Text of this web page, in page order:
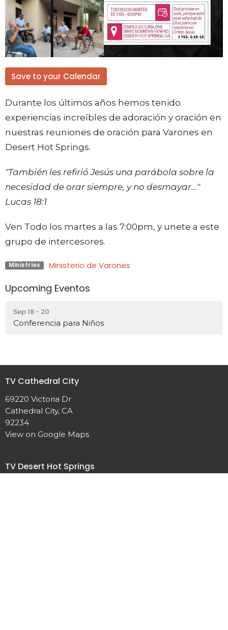
Save to your Calendar
Durante los últimos años hemos tenido
experiencias increíbles de adoración y oración en
nuestras reuniones de oración para Varones en
Desert Hot Springs.
"También les refirió Jesús una parábola sobre la
necesidad de orar siempre, y no desmayar..."
Lucas 18:1
Ven Todo los martes a las 7:00pm, y unete a este
grupo de intercesores.
Ministries Ministerio de Varones
Upcoming Eventos
Sep 18 - 20
Conferencia para Niños
TV Cathedral City
69220 Victoria Dr
Cathedral City, CA
92234
View on Google Maps
TV Desert Hot Springs